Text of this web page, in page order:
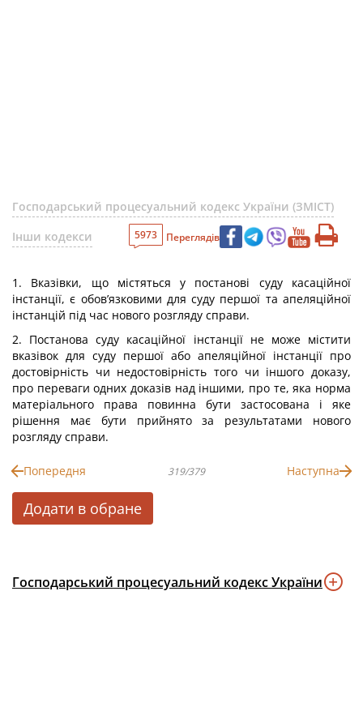
Господарський процесуальний кодекс України (ЗМІСТ)
Інши кодекси
5973 Переглядів
1. Вказівки, що містяться у постанові суду касаційної
інстанції, є обов’язковими для суду першої та апеляційної
інстанцій під час нового розгляду справи.
2. Постанова суду касаційної інстанції не може містити
вказівок для суду першої або апеляційної інстанції про
достовірність чи недостовірність того чи іншого доказу,
про переваги одних доказів над іншими, про те, яка норма
матеріального права повинна бути застосована і яке
рішення має бути прийнято за результатами нового
розгляду справи.
Попередня 319/379 Наступна
Додати в обране
Господарський процесуальний кодекс України